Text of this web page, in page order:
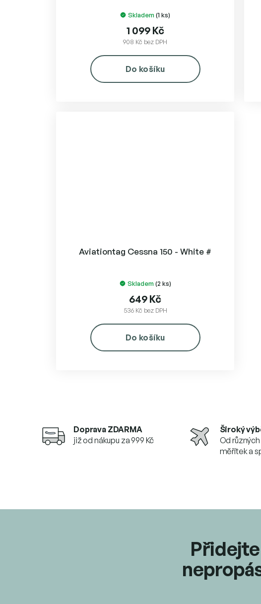
Skladem(1 ks)
908 Kč bez DPH
1 099 Kč
Do košíku
Aviationtag Cessna 150 - White #
Skladem (2 ks)
536 Kč bez DPH
649 Kč
Do košíku
Doprava ZDARMA
již od nákupu za 999 Kč
Široký
Od
měřítek a